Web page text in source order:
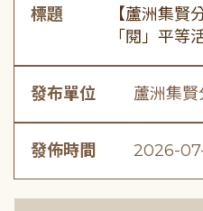
標題
【蘆洲集賢
「閱」平等
發布單位 蘆洲集賢
發佈時間 2026-